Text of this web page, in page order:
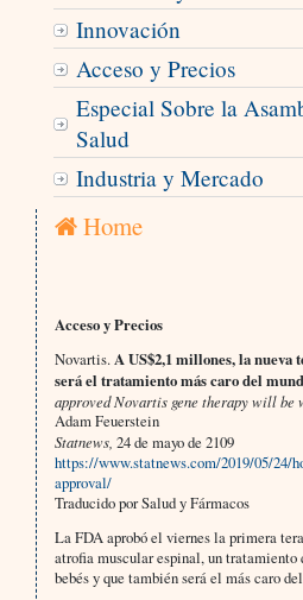
Innovación
Acceso y Precios
Especial Sobre la
Salud
Industria y Mercado
Home
Acceso y Precios
Novartis.A US$2,1 millones, la nueva
será el tratamiento más caro del
approved Novartis gene therapy will be
Adam Feuerstein
Statnews, 24 de mayo de 2109
https://www.statnews.com/2019/05/24/
approval/
Traducido por Salud y Fármacos
La FDA aprobó el viernes la primera
atrofia muscular espinal, un tratamiento
bebés y que también será el más caro